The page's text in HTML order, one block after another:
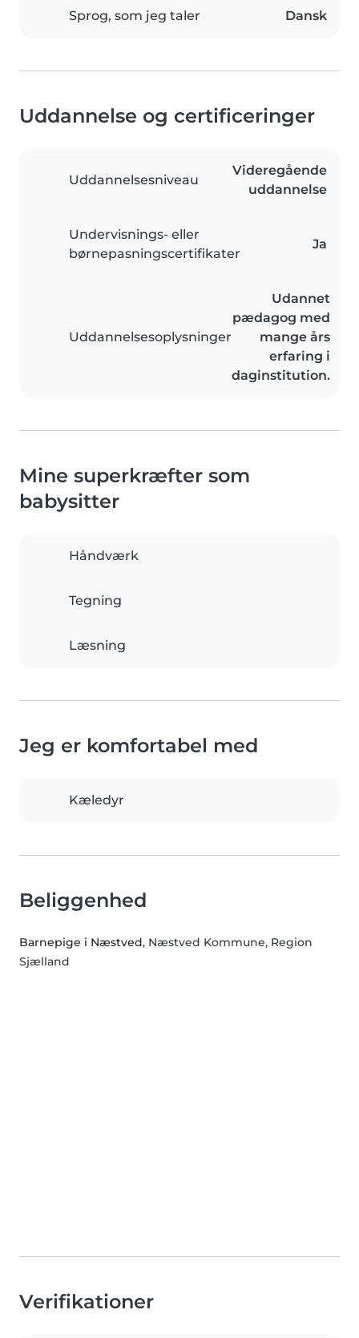
Sprog, som jeg taler Dansk
Uddannelse og certificeringer
Uddannelsesniveau
Videregående
uddannelse
Undervisnings- eller
børnepasningscertifikater
Ja
Uddannelsesoplysninger
Udannet
pædagog med
mange års
erfaring i
daginstitution.
Mine superkræfter som
babysitter
Håndværk
Tegning
Læsning
Jeg er komfortabel med
Kæledyr
Beliggenhed
Barnepige i Næstved, Næstved Kommune, Region
Sjælland
Verifikationer